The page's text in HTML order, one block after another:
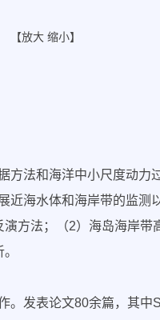
【放大 缩小】
方法和海洋中小尺度动力
近海水体和海岸带的监测
方法；（2）海岛海岸带
。发表论文80余篇，其中